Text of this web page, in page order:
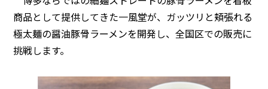
商品として提供してきた一風堂が、ガッツリと頬張れる
極太麺の醤油豚骨ラーメンを開発し、全国区での販売に
挑戦します。